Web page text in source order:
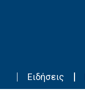
Ειδήσεις